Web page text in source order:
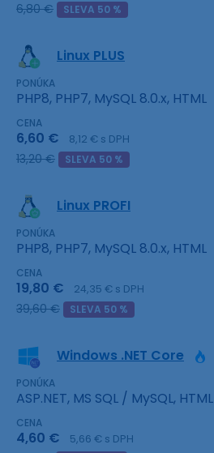
6,80 € SLEVA 50 %
Linux PLUS
PONÚKA
PHP8, PHP7, MySQL 8.0.x, HTML
CENA
6,60 € 8,12 € s DPH
13,20 € SLEVA 50 %
Linux PROFI
PONÚKA
PHP8, PHP7, MySQL 8.0.x, HTML
CENA
19,80 € 24,35 € s DPH
39,60 € SLEVA 50 %
Windows .NET Core
PONÚKA
ASP.NET, MS SQL / MySQL, HTML
CENA
4,60 € 5,66 € s DPH